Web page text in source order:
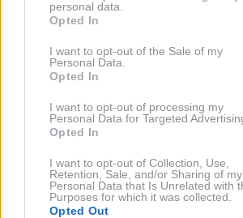
grant or deny consent to Google and its
use your data for below specified
consent section.
personal data.
Opted In
I want to opt-out of the Sale of my
Personal Data.
Opted In
I want to opt-out of processing my
Personal Data for Targeted
Opted In
I want to opt-out of Collection, Use,
Retention, Sale, and/or Sharing of my
Personal Data that Is Unrelated with
Purposes for which it was collected.
Opted Out
česar lahko pripomore k boljšemu
Preverite, kako lahko doma
Domač sirup iz
Za pripravo domačega
boste potrebovali: